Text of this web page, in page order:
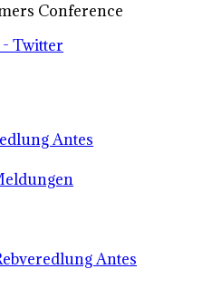
Conference
- Twitter
Antes
Antes